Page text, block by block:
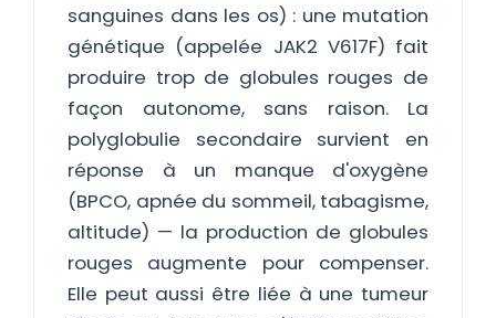
sanguines dans les os) : une mutation
génétique (appelée JAK2 V617F) fait
produire trop de globules rouges de
façon autonome, sans raison. La
polyglobulie secondaire survient en
réponse à un manque d'oxygène
(BPCO, apnée du sommeil, tabagisme,
altitude) — la production de globules
rouges augmente pour compenser.
Elle peut aussi être liée à une tumeur